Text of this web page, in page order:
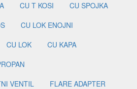
CU T KOSI
CU SPOJKA
CU LOK ENOJNI
CU LOK
CU KAPA
VENTIL
FLARE ADAPTER